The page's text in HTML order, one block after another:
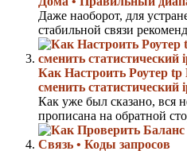
Даже наоборот, для
стабильной связи
Как Настроить Роутер
сменить статистический
Как уже был сказано, вся
прописана на обратной